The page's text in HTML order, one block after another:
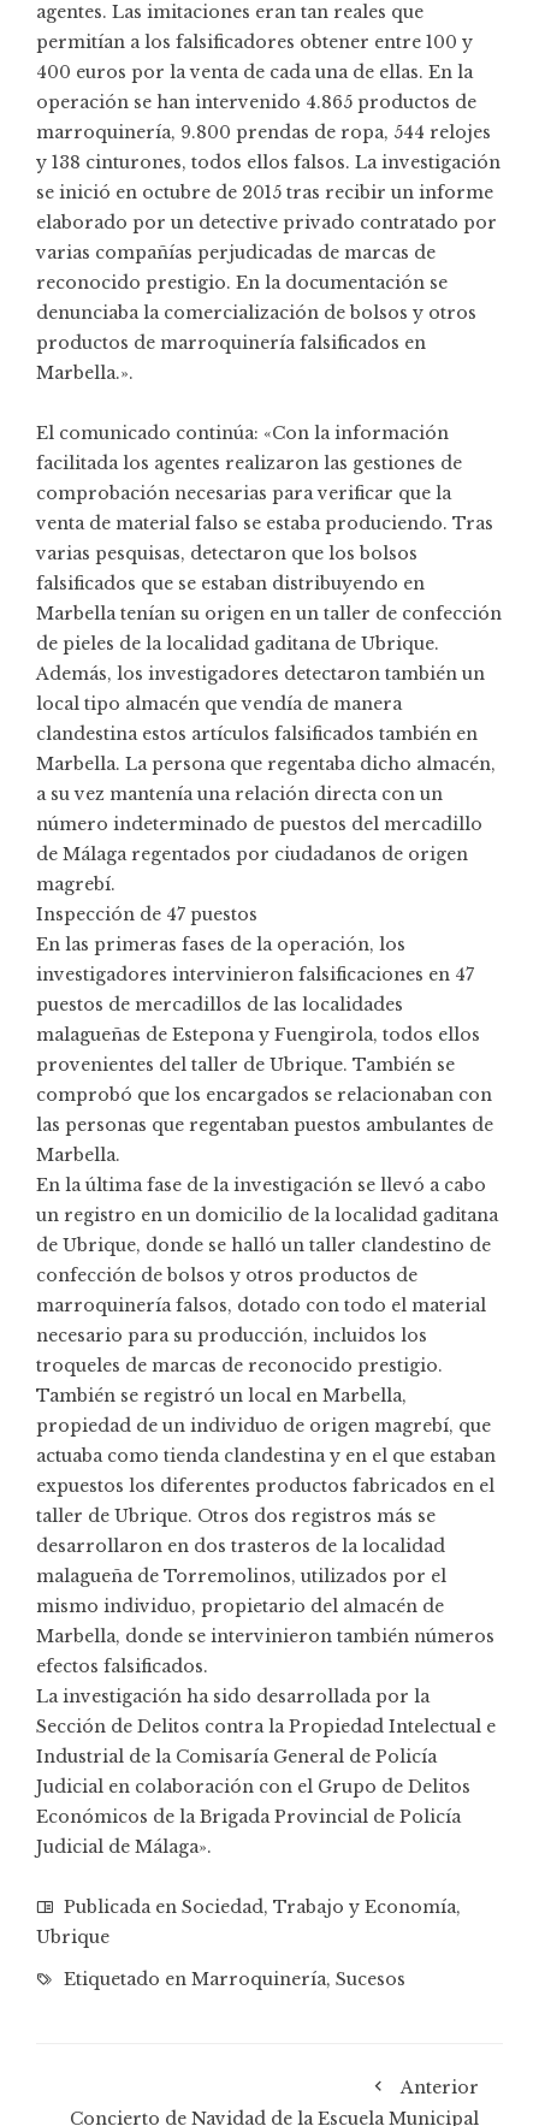
agentes. Las imitaciones eran tan reales que
permitían a los falsificadores obtener entre 100 y
400 euros por la venta de cada una de ellas. En la
operación se han intervenido 4.865 productos de
marroquinería, 9.800 prendas de ropa, 544 relojes
y 138 cinturones, todos ellos falsos. La investigación
se inició en octubre de 2015 tras recibir un informe
elaborado por un detective privado contratado por
varias compañías perjudicadas de marcas de
reconocido prestigio. En la documentación se
denunciaba la comercialización de bolsos y otros
productos de marroquinería falsificados en
Marbella.».
El comunicado continúa: «Con la información
facilitada los agentes realizaron las gestiones de
comprobación necesarias para verificar que la
venta de material falso se estaba produciendo. Tras
varias pesquisas, detectaron que los bolsos
falsificados que se estaban distribuyendo en
Marbella tenían su origen en un taller de confección
de pieles de la localidad gaditana de Ubrique.
Además, los investigadores detectaron también un
local tipo almacén que vendía de manera
clandestina estos artículos falsificados también en
Marbella. La persona que regentaba dicho almacén,
a su vez mantenía una relación directa con un
número indeterminado de puestos del mercadillo
de Málaga regentados por ciudadanos de origen
magrebí.
Inspección de 47 puestos
En las primeras fases de la operación, los
investigadores intervinieron falsificaciones en 47
puestos de mercadillos de las localidades
malagueñas de Estepona y Fuengirola, todos ellos
provenientes del taller de Ubrique. También se
comprobó que los encargados se relacionaban con
las personas que regentaban puestos ambulantes de
Marbella.
En la última fase de la investigación se llevó a cabo
un registro en un domicilio de la localidad gaditana
de Ubrique, donde se halló un taller clandestino de
confección de bolsos y otros productos de
marroquinería falsos, dotado con todo el material
necesario para su producción, incluidos los
troqueles de marcas de reconocido prestigio.
También se registró un local en Marbella,
propiedad de un individuo de origen magrebí, que
actuaba como tienda clandestina y en el que estaban
expuestos los diferentes productos fabricados en el
taller de Ubrique. Otros dos registros más se
desarrollaron en dos trasteros de la localidad
malagueña de Torremolinos, utilizados por el
mismo individuo, propietario del almacén de
Marbella, donde se intervinieron también números
efectos falsificados.
La investigación ha sido desarrollada por la
Sección de Delitos contra la Propiedad Intelectual e
Industrial de la Comisaría General de Policía
Judicial en colaboración con el Grupo de Delitos
Económicos de la Brigada Provincial de Policía
Judicial de Málaga».
Publicada en Sociedad, Trabajo y Economía,
Ubrique
Etiquetado en Marroquinería, Sucesos
Anterior
Concierto de Navidad de la Escuela Municipal